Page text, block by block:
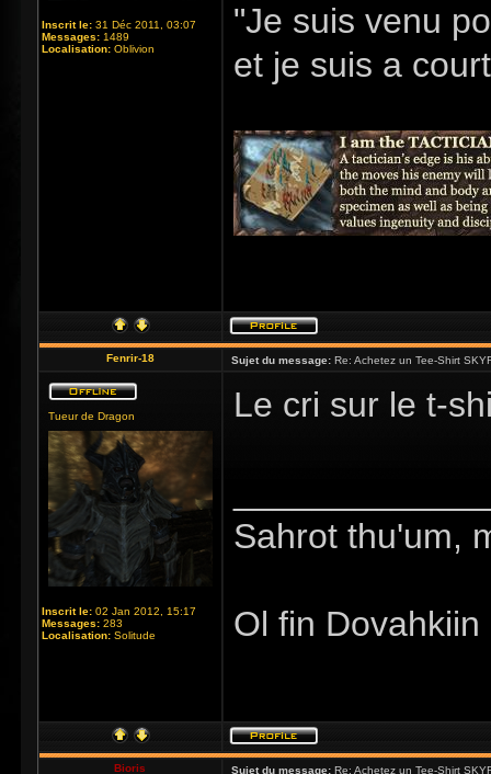
Inscrit le: 31 Déc 2011, 03:07
Messages: 1489
Localisation: Oblivion
"Je suis venu
et je suis a
Fenrir-18 Sujet du message: Re: Achetez un Tee-Shirt
Tueur de Dragon
Inscrit le: 02 Jan 2012, 15:17
Messages: 283
Localisation: Solitude
Le cri sur le t-
Sahrot thu'um,
Ol fin
Bioris Sujet du message: Re: Achetez un Tee-Shirt